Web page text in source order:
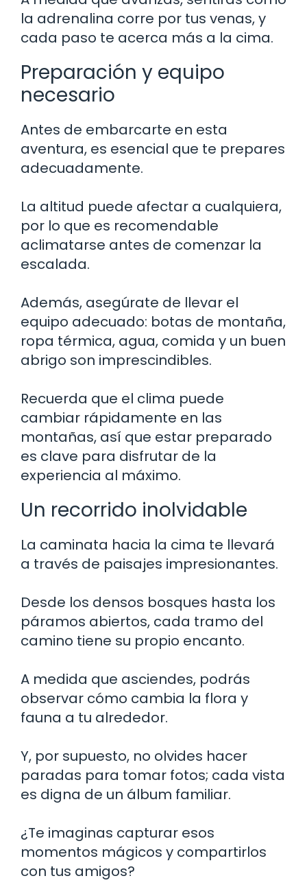
la adrenalina corre por tus venas, y
cada paso te acerca más a la cima.
Preparación y equipo
necesario
Antes de embarcarte en esta
aventura, es esencial que te prepares
adecuadamente.
La altitud puede afectar a cualquiera,
por lo que es recomendable
aclimatarse antes de comenzar la
escalada.
Además, asegúrate de llevar el
equipo adecuado: botas de montaña,
ropa térmica, agua, comida y un buen
abrigo son imprescindibles.
Recuerda que el clima puede
cambiar rápidamente en las
montañas, así que estar preparado
es clave para disfrutar de la
experiencia al máximo.
Un recorrido inolvidable
La caminata hacia la cima te llevará
a través de paisajes impresionantes.
Desde los densos bosques hasta los
páramos abiertos, cada tramo del
camino tiene su propio encanto.
A medida que asciendes, podrás
observar cómo cambia la flora y
fauna a tu alrededor.
Y, por supuesto, no olvides hacer
paradas para tomar fotos; cada vista
es digna de un álbum familiar.
¿Te imaginas capturar esos
momentos mágicos y compartirlos
con tus amigos?